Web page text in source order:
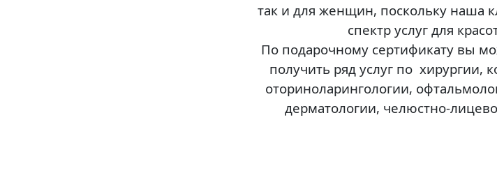
так и для женщин, поскольку наша
спектр услуг для
По подарочному сертификату вы
получить ряд услуг по хирургии,
оториноларингологии,
дерматологии, челюстно-